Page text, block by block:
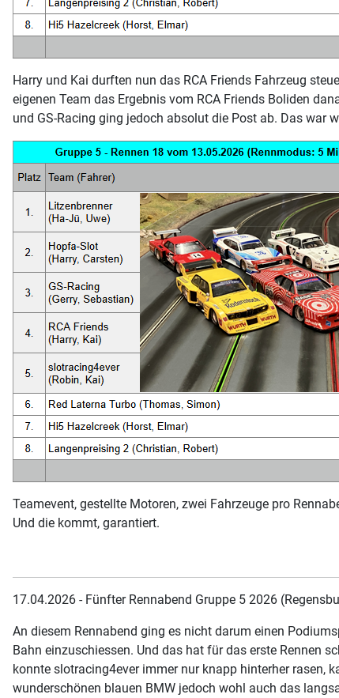
Harry und Kai durften nun das RCA Friends Fahrzeug
eigenen Team das Ergebnis vom RCA Friends Boliden
und GS-Racing ging jedoch absolut die Post ab. Das war
Teamevent, gestellte Motoren, zwei Fahrzeuge pro
Und die kommt, garantiert.
17.04.2026 - Fünfter Rennabend Gruppe 5 2026
An diesem Rennabend ging es nicht darum einen
Bahn einzuschiessen. Und das hat für das erste Rennen
konnte slotracing4ever immer nur knapp hinterher rasen,
wunderschönen blauen BMW jedoch wohl auch das